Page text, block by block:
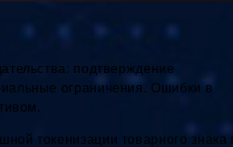
подтверждение
ограничения. Ошибки в
токенизации товарного знака